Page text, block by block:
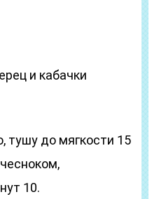
и кабачки
тушу до мягкости 15
10.